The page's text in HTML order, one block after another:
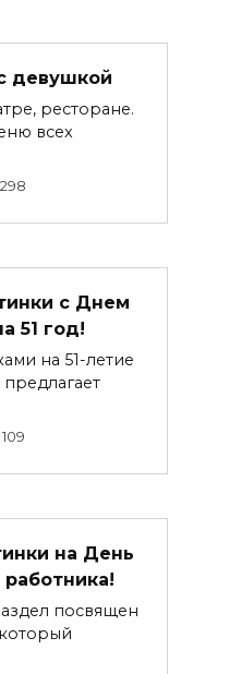
девушкой
ресторане.
всех
298
с Днем
51 год!
на 51-летие
109
на День
посвящен